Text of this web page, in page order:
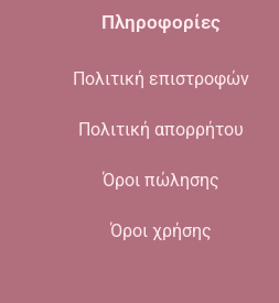
Πληροφορίες
Πολιτική επιστροφών
Πολιτική απορρήτου
Όροι πώλησης
Όροι χρήσης